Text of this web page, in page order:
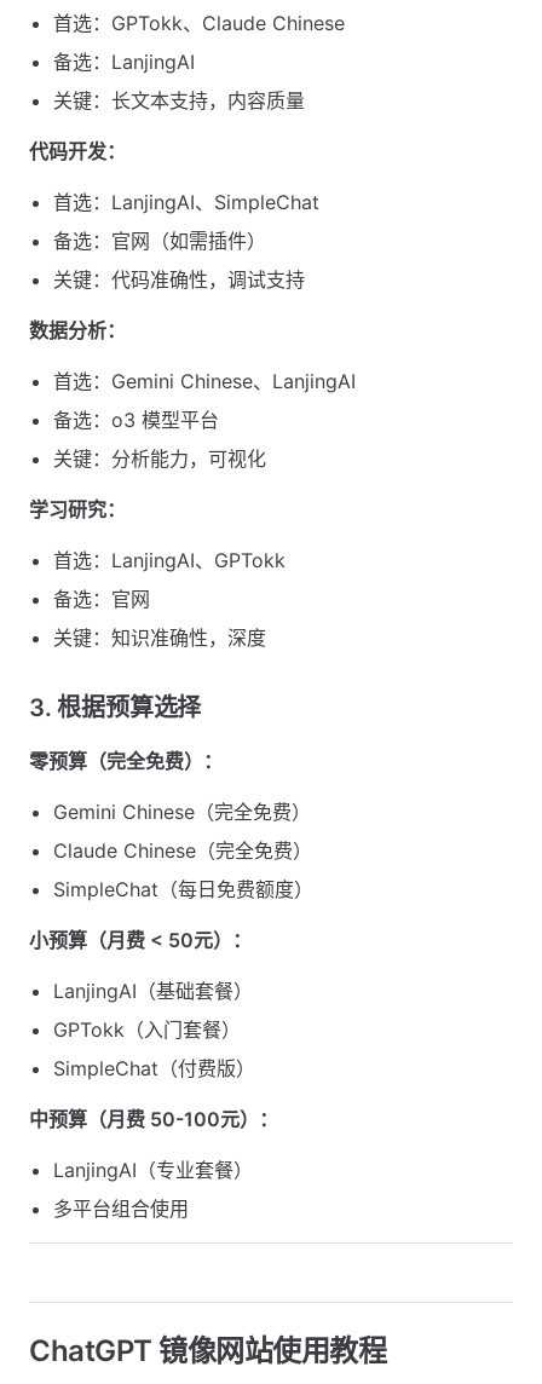
首选：GPTokk、Claude Chinese
备选：LanjingAI
关键：长文本支持，内容质量
代码开发：
首选：LanjingAI、SimpleChat
备选：官网（如需插件）
关键：代码准确性，调试支持
数据分析：
首选：Gemini Chinese、LanjingAI
备选：o3 模型平台
关键：分析能力，可视化
学习研究：
首选：LanjingAI、GPTokk
备选：官网
关键：知识准确性，深度
3. 根据预算选择
零预算（完全免费）：
Gemini Chinese（完全免费）
Claude Chinese（完全免费）
SimpleChat（每日免费额度）
小预算（月费 < 50元）：
LanjingAI（基础套餐）
GPTokk（入门套餐）
SimpleChat（付费版）
中预算（月费 50-100元）：
LanjingAI（专业套餐）
多平台组合使用
ChatGPT 镜像网站使用教程